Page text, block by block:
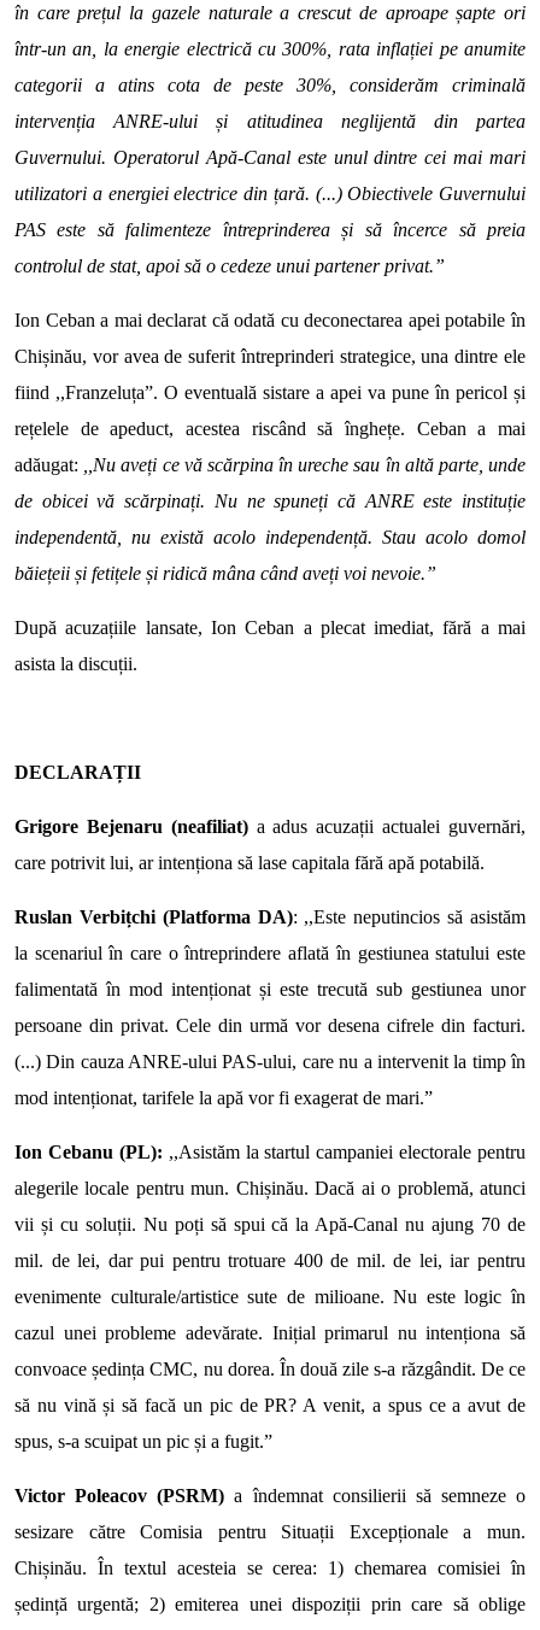
în care prețul la gazele naturale a crescut de aproape șapte ori
într-un an, la energie electrică cu 300%, rata inflației pe anumite
categorii a atins cota de peste 30%, considerăm criminală
intervenția ANRE-ului și atitudinea neglijentă din partea
Guvernului. Operatorul Apă-Canal este unul dintre cei mai mari
utilizatori a energiei electrice din țară. (...) Obiectivele Guvernului
PAS este să falimenteze întreprinderea și să încerce să preia
controlul de stat, apoi să o cedeze unui partener privat.”
Ion Ceban a mai declarat că odată cu deconectarea apei potabile în
Chișinău, vor avea de suferit întreprinderi strategice, una dintre ele
fiind ,,Franzeluța”. O eventuală sistare a apei va pune în pericol și
rețelele de apeduct, acestea riscând să înghețe. Ceban a mai
adăugat:
,,Nu aveți ce vă scărpina în ureche sau în altă parte, unde
de obicei vă scărpinați. Nu ne spuneți că ANRE este instituție
independentă, nu există acolo independență. Stau acolo domol
băiețeii și fetițele și ridică mâna când aveți voi nevoie.”
După acuzațiile lansate, Ion Ceban a plecat imediat, fără a mai
asista la discuții.
DECLARAȚII
Grigore Bejenaru (neafiliat) a adus acuzații actualei guvernări,
care potrivit lui, ar intenționa să lase capitala fără apă potabilă.
Ruslan Verbițchi (Platforma DA): ,,Este neputincios să asistăm
la scenariul în care o întreprindere aflată în gestiunea statului este
falimentată în mod intenționat și este trecută sub gestiunea unor
persoane din privat. Cele din urmă vor desena cifrele din facturi.
(...) Din cauza ANRE-ului PAS-ului, care nu a intervenit la timp în
mod intenționat, tarifele la apă vor fi exagerat de mari.”
Ion Cebanu (PL): ,,Asistăm la startul campaniei electorale pentru
alegerile locale pentru mun. Chișinău. Dacă ai o problemă, atunci
vii și cu soluții. Nu poți să spui că la Apă-Canal nu ajung 70 de
mil. de lei, dar pui pentru trotuare 400 de mil. de lei, iar pentru
evenimente culturale/artistice sute de milioane. Nu este logic în
cazul unei probleme adevărate. Inițial primarul nu intenționa să
convoace ședința CMC, nu dorea. În două zile s-a răzgândit. De ce
să nu vină și să facă un pic de PR? A venit, a spus ce a avut de
spus, s-a scuipat un pic și a fugit.”
Victor Poleacov (PSRM) a îndemnat consilierii să semneze o
sesizare către Comisia pentru Situații Excepționale a mun.
Chișinău. În textul acesteia se cerea: 1) chemarea comisiei în
ședință urgentă; 2) emiterea unei dispoziții prin care să oblige